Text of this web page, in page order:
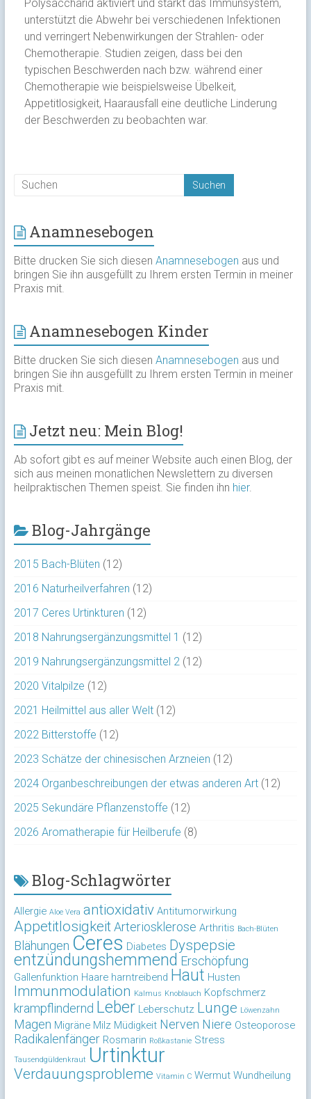
Polysaccharid aktiviert und stärkt das Immunsystem,
unterstützt die Abwehr bei verschiedenen Infektionen
und verringert Nebenwirkungen der Strahlen- oder
Chemotherapie. Studien zeigen, dass bei den
typischen Beschwerden nach bzw. während einer
Chemotherapie wie beispielsweise Übelkeit,
Appetitlosigkeit, Haarausfall eine deutliche Linderung
der Beschwerden zu beobachten war.
Anamnesebogen
Bitte drucken Sie sich diesen Anamnesebogen aus und
bringen Sie ihn ausgefüllt zu Ihrem ersten Termin in meiner
Praxis mit.
Anamnesebogen Kinder
Bitte drucken Sie sich diesen Anamnesebogen aus und
bringen Sie ihn ausgefüllt zu Ihrem ersten Termin in meiner
Praxis mit.
Jetzt neu: Mein Blog!
Ab sofort gibt es auf meiner Website auch einen Blog, der
sich aus meinen monatlichen Newslettern zu diversen
heilpraktischen Themen speist. Sie finden ihn hier.
Blog-Jahrgänge
2015 Bach-Blüten (12)
2016 Naturheilverfahren (12)
2017 Ceres Urtinkturen (12)
2018 Nahrungsergänzungsmittel 1 (12)
2019 Nahrungsergänzungsmittel 2 (12)
2020 Vitalpilze (12)
2021 Heilmittel aus aller Welt(12)
2022 Bitterstoffe (12)
2023 Schätze der chinesischen Arzneien (12)
2024 Organbeschreibungen der etwas anderen Art(12)
2025 Sekundäre Pflanzenstoffe (12)
2026 Aromatherapie für Heilberufe (8)
Blog-Schlagwörter
Allergie Aloe Vera antioxidativ Antitumorwirkung
Appetitlosigkeit Arteriosklerose Arthritis Bach-Blüten
Blähungen Ceres Diabetes Dyspepsie
entzündungshemmend Erschöpfung
Gallenfunktion Haare harntreibend Haut Husten
Immunmodulation Kalmus Knoblauch Kopfschmerz
krampflindernd Leber Leberschutz Lunge Löwenzahn
Magen Migräne Milz Müdigkeit Nerven Niere Osteoporose
Radikalenfänger Rosmarin Roßkastanie Stress
Tausendgüldenkraut Urtinktur
Verdauungsprobleme Vitamin C Wermut Wundheilung